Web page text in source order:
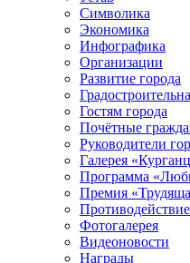
Символика
Экономика
Инфографика
Организации
Развитие города
Гостям города
Почётные
Руководители
Галерея
Программа
Премия
Фотогалерея
Видеоновости
Награды